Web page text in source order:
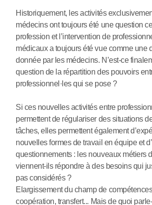
Historiquement, les activités
médecins ont toujours été une question
profession et l’intervention de
médicaux a toujours été vue comme une
donnée par les médecins. N’est-ce
question de la répartition des pouvoirs
professionnel · les qui se pose ?
Si ces nouvelles activités entre
permettent de régulariser des situations
tâches, elles permettent également
nouvelles formes de travail en équipe et
questionnements : les nouveaux métiers
viennent-ils répondre à des besoins qui
pas considérés ?
Elargissement du champ de
coopération, transfert... Mais de quoi